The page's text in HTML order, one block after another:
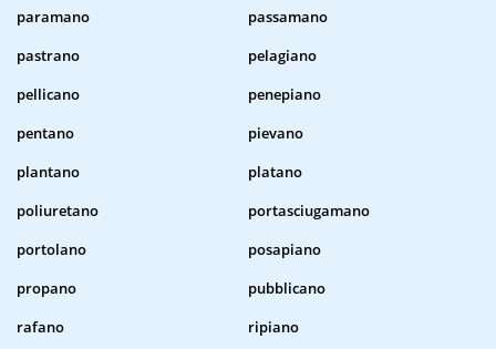
paramano
passamano
pastrano
pelagiano
pellicano
penepiano
pentano
pievano
plantano
platano
poliuretano
portasciugamano
portolano
posapiano
propano
pubblicano
rafano
ripiano